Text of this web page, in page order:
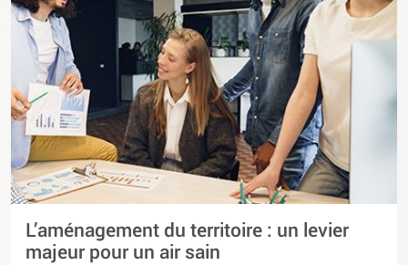
L’aménagement du territoire : un levier
majeur pour un air sain